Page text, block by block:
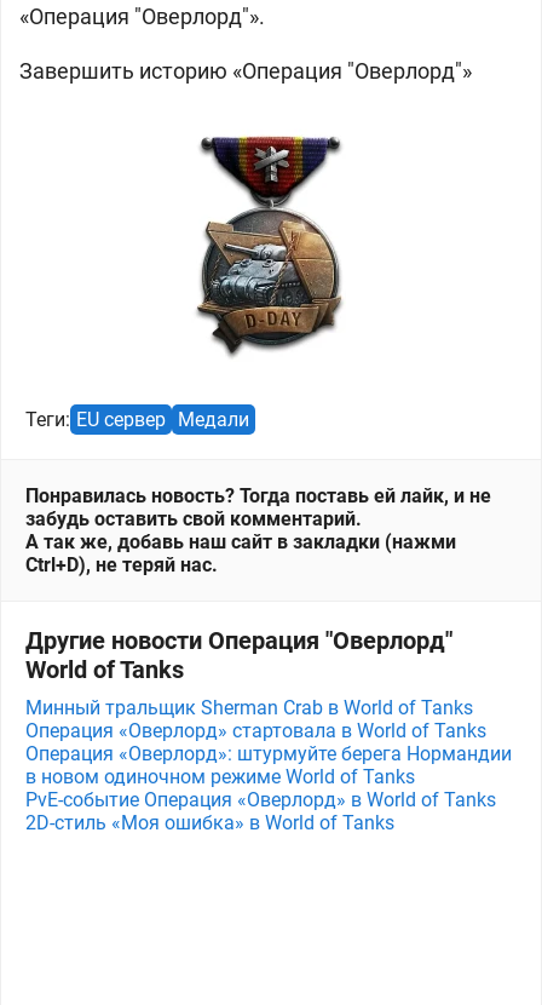
«Операция "Оверлорд"».
Завершить историю «Операция "Оверлорд"»
Теги: EU сервер Медали
Понравилась новость? Тогда поставь ей лайк, и не
забудь оставить свой комментарий.
А так же, добавь наш сайт в закладки (нажми
Ctrl+D), не теряй нас.
Другие новости Операция "Оверлорд"
World of Tanks
Минный тральщик Sherman Crab в World of Tanks
Операция «Оверлорд» стартовала в World of Tanks
Операция «Оверлорд»: штурмуйте берега Нормандии
в новом одиночном режиме World of Tanks
PvE-событие Операция «Оверлорд» в World of Tanks
2D-стиль «Моя ошибка» в World of Tanks